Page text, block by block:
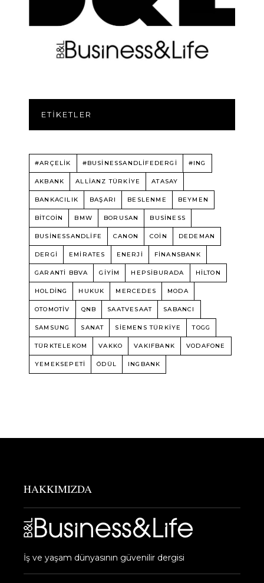
ETIKETLER
#ARÇELİK #BUSINESSANDLIFEDERGI #ING
AKBANK ALLIANZ TÜRKIYE ATASAY
BANKACILIK BAŞARI BESLENME BEYMEN
BITCOIN BMW BORUSAN BUSINESS
BUSINESSANDLIFE CANON COIN DEDEMAN
DERGI EMIRATES ENERJI FINANSBANK
GARANTI BBVA GIYIM HEPSIBURADA HILTON
HOLDING HUKUK MERCEDES MODA
OTOMOTIV QNB SAATVESAAT SABANCI
SAMSUNG SANAT SIEMENS TÜRKIYE TOGG
TÜRKTELEKOM VAKKO VAKIFBANK VODAFONE
YEMEKSEPETI ÖDÜL INGBANK
HAKKIMIZDA
İş ve yaşam dünyasının güvenilir dergisi